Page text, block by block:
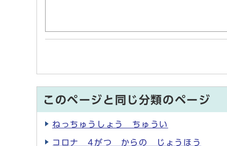
このページと同じ分類のページ
ねっちゅうしょう ちゅうい
コロナ 4がつ からの じょうほう